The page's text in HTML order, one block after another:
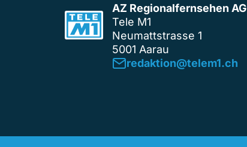
AZ Regionalfernsehen AG
Tele M1
Neumattstrasse 1
5001 Aarau
redaktion@telem1.ch